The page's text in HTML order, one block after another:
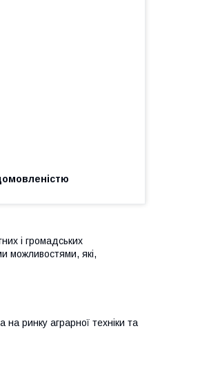
і громадських
можливостями, які,
на ринку аграрної техніки та